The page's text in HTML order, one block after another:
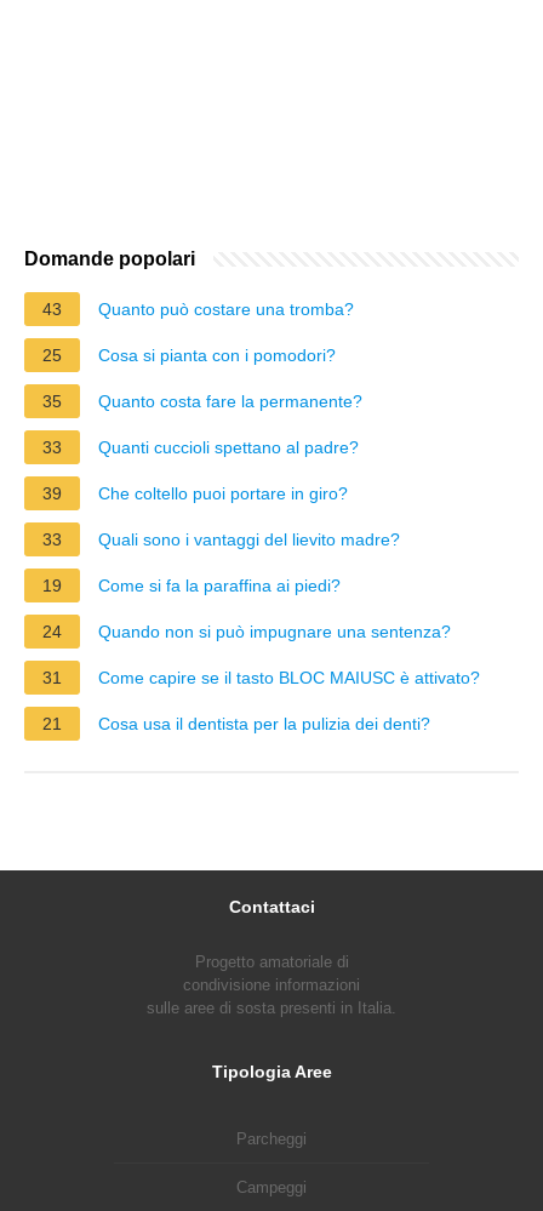
Domande popolari
43 Quanto può costare una tromba?
25 Cosa si pianta con i pomodori?
35 Quanto costa fare la permanente?
33 Quanti cuccioli spettano al padre?
39 Che coltello puoi portare in giro?
33 Quali sono i vantaggi del lievito madre?
19 Come si fa la paraffina ai piedi?
24 Quando non si può impugnare una sentenza?
31 Come capire se il tasto BLOC MAIUSC è attivato?
21 Cosa usa il dentista per la pulizia dei denti?
Contattaci
Progetto amatoriale di
condivisione informazioni
sulle aree di sosta presenti in Italia.
Tipologia Aree
Parcheggi
Campeggi